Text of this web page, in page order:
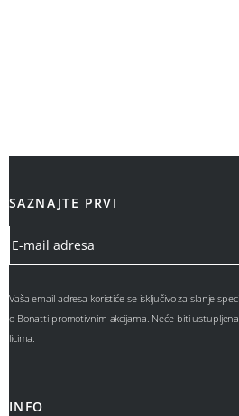
SAZNAJTE PRVI
Vaša email adresa koristiće se isključivo za slanje
o Bonatti promotivnim akcijama. Neće biti
licima.
INFO